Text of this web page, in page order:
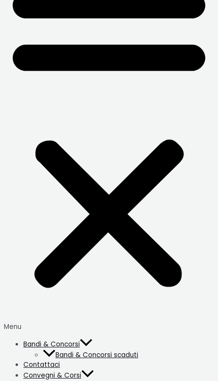
Menu
Bandi & Concorsi
Bandi & Concorsi scaduti
Contattaci
Convegni & Corsi